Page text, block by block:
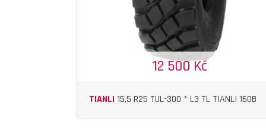
12 500 Kč
TIANLI 15,5 R25 TUL-300 * L3 TL TIANLI 160B